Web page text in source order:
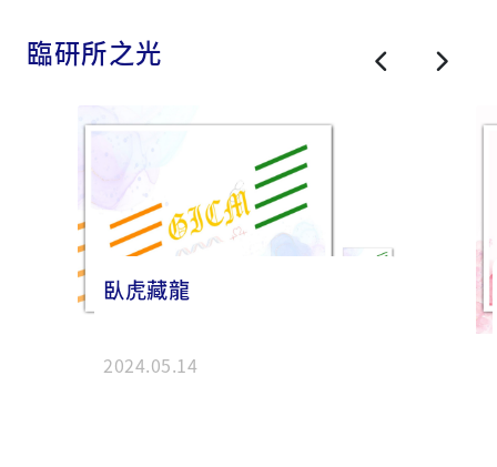
臨研所之光
臥虎藏龍
2024.05.14